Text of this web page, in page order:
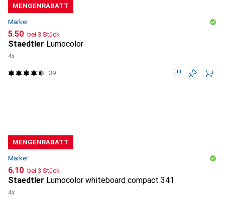
MENGENRABATT
Marker
CHF
5.50 bei 3 Stück
Staedtler Lumocolor
4x
39
MENGENRABATT
Marker
CHF
6.10 bei 3 Stück
Staedtler Lumocolor whiteboard compact 341
4x